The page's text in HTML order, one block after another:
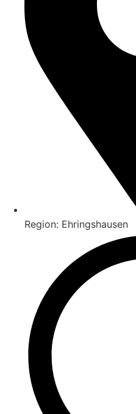
Region: Ehringshausen